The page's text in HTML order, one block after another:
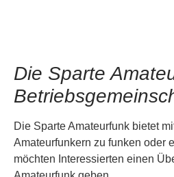
Die Sparte
Die Sparte Amateurfunk bietet
Amateurfunkern zu funken oder
möchten Interessierten einen